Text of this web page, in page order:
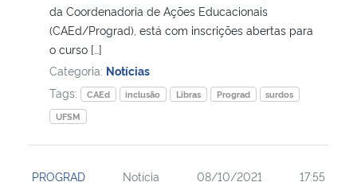
da Coordenadoria de Ações Educacionais
(CAEd/Prograd), está com inscrições abertas para
o curso […]
Categoria: Notícias
Tags:
CAEd inclusão Libras Prograd
surdos
UFSM
PROGRAD Notícia 08/10/2021 17:55